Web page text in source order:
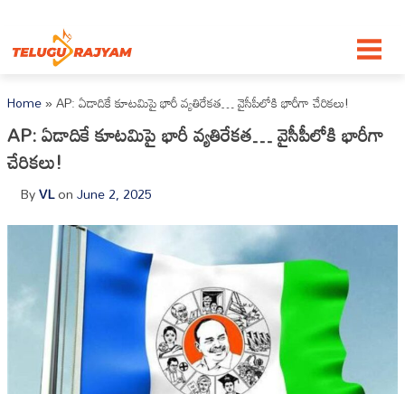
Home»AP: ఏడాదికే కూటమిపై భారీ వ్యతిరేకత… వైసీపీలోకి భారీగా చేరికలు!
AP: ఏడాదికే కూటమిపై భారీ వ్యతిరేకత… వైసీపీలోకి భారీగా
చేరికలు!
ByVLonJune 2, 2025